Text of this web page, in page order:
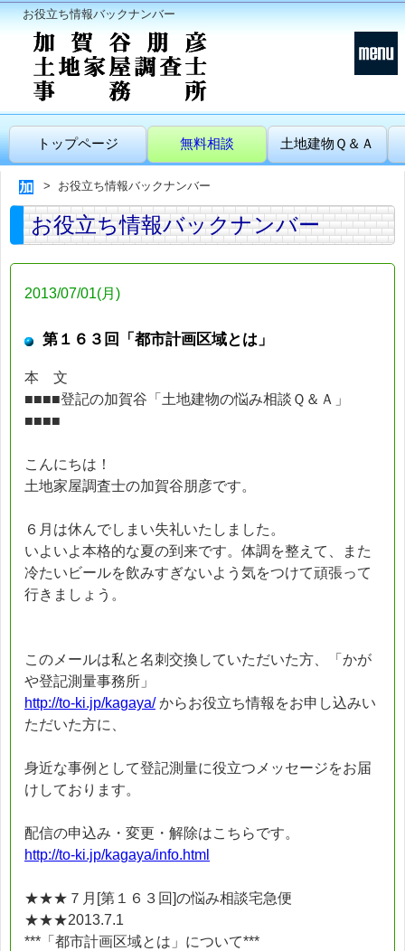
お役立ち情報バックナンバー
トップページ 無料相談 土地建物Ｑ＆Ａ
お役立ち情報バックナンバー
お役立ち情報バックナンバー
2013/07/01(月)
第１６３回「都市計画区域とは」
本 文
■■■■登記の加賀谷「土地建物の悩み相談Ｑ＆Ａ」
■■■■
こんにちは！
土地家屋調査士の加賀谷朋彦です。
６月は休んでしまい失礼いたしました。
いよいよ本格的な夏の到来です。体調を整えて、また
冷たいビールを飲みすぎないよう気をつけて頑張って
行きましょう。
このメールは私と名刺交換していただいた方、「かが
や登記測量事務所」
http://to-ki.jp/kagaya/からお役立ち情報をお申し込みい
ただいた方に、
身近な事例として登記測量に役立つメッセージをお届
けしております。
配信の申込み・変更・解除はこちらです。
http://to-ki.jp/kagaya/info.html
★★★７月[第１６３回]の悩み相談宅急便
★★★2013.7.1
***「都市計画区域とは」について***